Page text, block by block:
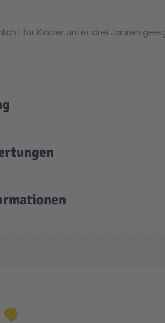
für Kinder unter drei Jahren